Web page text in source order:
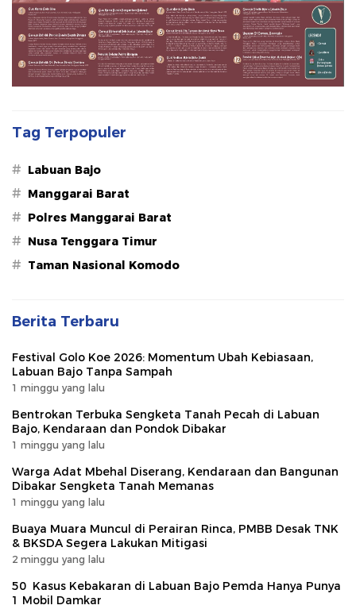
Tag Terpopuler
# Labuan Bajo
# Manggarai Barat
# Polres Manggarai Barat
# Nusa Tenggara Timur
# Taman Nasional Komodo
Berita Terbaru
Festival Golo Koe 2026: Momentum Ubah Kebiasaan,
Labuan Bajo Tanpa Sampah
1 minggu yang lalu
Bentrokan Terbuka Sengketa Tanah Pecah di Labuan
Bajo, Kendaraan dan Pondok Dibakar
1 minggu yang lalu
Warga Adat Mbehal Diserang, Kendaraan dan Bangunan
Dibakar Sengketa Tanah Memanas
1 minggu yang lalu
Buaya Muara Muncul di Perairan Rinca, PMBB Desak TNK
& BKSDA Segera Lakukan Mitigasi
2 minggu yang lalu
50 Kasus Kebakaran di Labuan Bajo Pemda Hanya Punya
1 Mobil Damkar